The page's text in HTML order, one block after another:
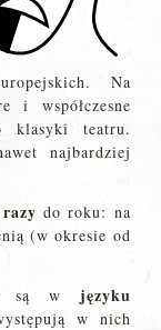
Na
i współczesne
klasyki teatru.
najbardziej
do roku: na
(w okresie od
są w języku
w nich